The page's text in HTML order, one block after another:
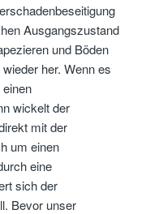
Ausgangszustand
und Böden
her. Wenn es
wickelt der
mit der
um einen
eine
sich der
Bevor unser